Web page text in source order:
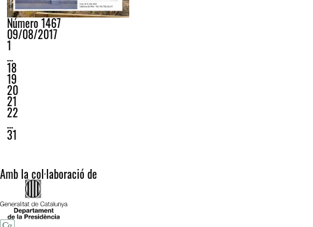
Número 1467
09/08/2017
1
…
18
19
20
21
22
…
31
Amb la col·laboració de